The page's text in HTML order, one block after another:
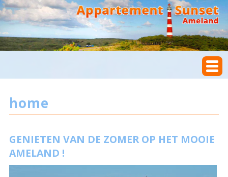
home
GENIETEN VAN DE ZOMER OP HET MOOIE
AMELAND !